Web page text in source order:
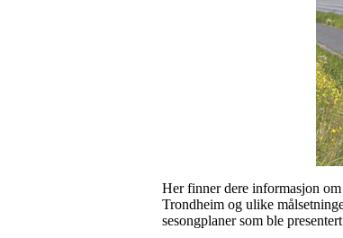
Her finner dere informasjon
Trondheim og ulike
sesongplaner som ble